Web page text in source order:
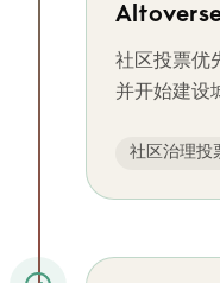
社区投票优
并开始建设
社区治理投